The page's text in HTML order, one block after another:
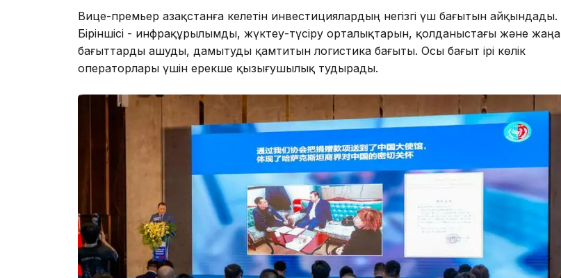
Вице-премьер Қазақстанға келетін инвестициялардың негізгі үш бағытын айқындады.
Біріншісі - инфрақұрылымды, жүктеу-түсіру орталықтарын, қолданыстағы және жаңа
бағыттарды ашуды, дамытуды қамтитын логистика бағыты. Осы бағыт ірі көлік
операторлары үшін ерекше қызығушылық тудырады.